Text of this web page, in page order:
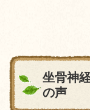
坐骨神
の声